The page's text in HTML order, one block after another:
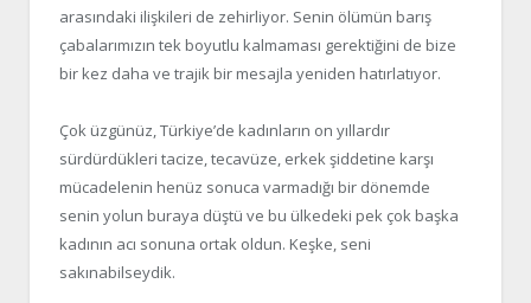
arasındaki ilişkileri de zehirliyor. Senin ölümün barış
çabalarımızın tek boyutlu kalmaması gerektiğini de bize
bir kez daha ve trajik bir mesajla yeniden hatırlatıyor.
Çok üzgünüz, Türkiye’de kadınların on yıllardır
sürdürdükleri tacize, tecavüze, erkek şiddetine karşı
mücadelenin henüz sonuca varmadığı bir dönemde
senin yolun buraya düştü ve bu ülkedeki pek çok başka
kadının acı sonuna ortak oldun. Keşke, seni
sakınabilseydik.